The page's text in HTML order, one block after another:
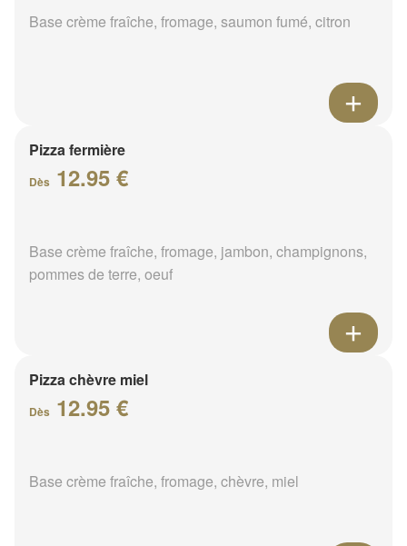
Base crème fraîche, fromage, saumon fumé, citron
Pizza fermière
Dès 12.95 €
Base crème fraîche, fromage, jambon, champignons,
pommes de terre, oeuf
Pizza chèvre miel
Dès 12.95 €
Base crème fraîche, fromage, chèvre, miel